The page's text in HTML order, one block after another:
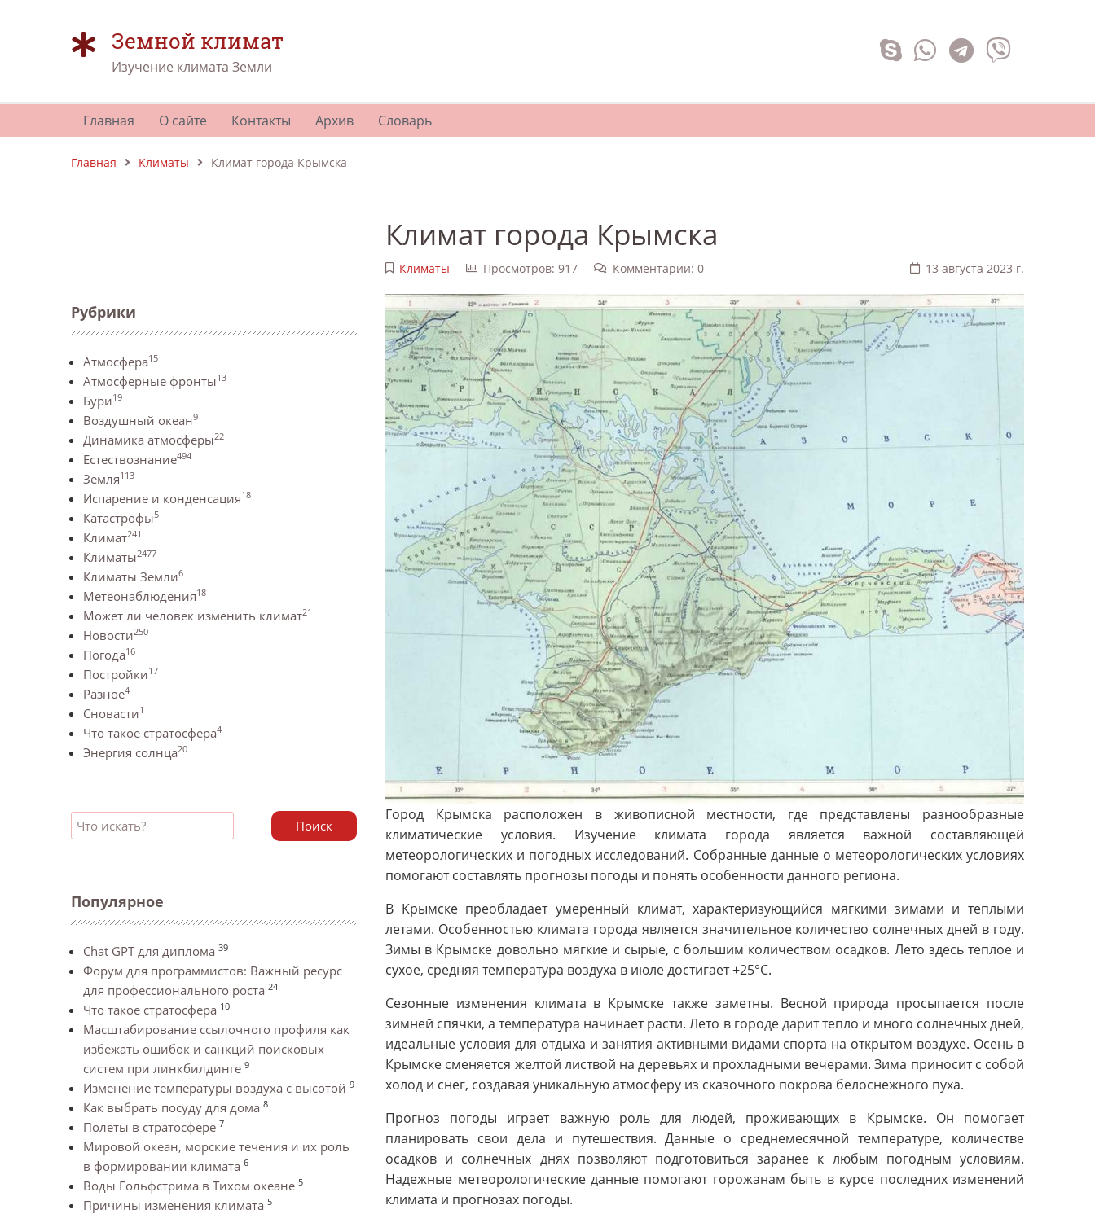
Земной климат
Изучение климата Земли
Главная О сайте Контакты Архив Словарь
Главная Климаты Климат города Крымска
Рубрики
Атмосфера15
Атмосферные фронты13
Бури19
Воздушный океан9
Динамика атмосферы22
Естествознание494
Земля113
Испарение и конденсация18
Катастрофы5
Климат241
Климаты2477
Климаты Земли6
Метеонаблюдения18
Может ли человек изменить климат21
Новости250
Погода16
Постройки17
Разное4
Сновасти1
Что такое стратосфера4
Энергия солнца20
Поиск
Популярное
Chat GPT для диплома 39
Форум для программистов: Важный ресурс
для профессионального роста 24
Что такое стратосфера 10
Масштабирование ссылочного профиля как
избежать ошибок и санкций поисковых
систем при линкбилдинге 9
Изменение температуры воздуха с высотой 9
Как выбрать посуду для дома 8
Полеты в стратосфере 7
Мировой океан, морские течения и их роль
в формировании климата 6
Воды Гольфстрима в Тихом океане 5
Причины изменения климата 5
Климат города Крымска
Климаты Просмотров: 917 Комментарии: 0 13 августа 2023 г.
Город Крымска расположен в живописной местности, где представлены разнообразные
климатические условия. Изучение климата города является важной составляющей
метеорологических и погодных исследований. Собранные данные о метеорологических условиях
помогают составлять прогнозы погоды и понять особенности данного региона.
В Крымске преобладает умеренный климат, характеризующийся мягкими зимами и теплыми
летами. Особенностью климата города является значительное количество солнечных дней в году.
Зимы в Крымске довольно мягкие и сырые, с большим количеством осадков. Лето здесь теплое и
сухое, средняя температура воздуха в июле достигает +25°C.
Сезонные изменения климата в Крымске также заметны. Весной природа просыпается после
зимней спячки, а температура начинает расти. Лето в городе дарит тепло и много солнечных дней,
идеальные условия для отдыха и занятия активными видами спорта на открытом воздухе. Осень в
Крымске сменяется желтой листвой на деревьях и прохладными вечерами. Зима приносит с собой
холод и снег, создавая уникальную атмосферу из сказочного покрова белоснежного пуха.
Прогноз погоды играет важную роль для людей, проживающих в Крымске. Он помогает
планировать свои дела и путешествия. Данные о среднемесячной температуре, количестве
осадков и солнечных днях позволяют подготовиться заранее к любым погодным условиям.
Надежные метеорологические данные помогают горожанам быть в курсе последних изменений
климата и прогнозах погоды.